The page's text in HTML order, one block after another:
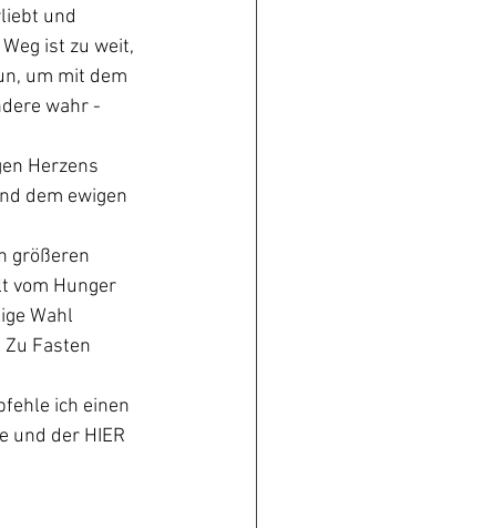
und
ist zu weit,
um mit dem
wahr -
Herzens
dem ewigen
größeren
vom Hunger
Wahl
Fasten
ich einen
und der HIER